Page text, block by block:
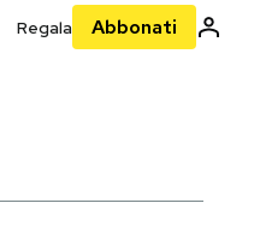
Regala Abbonati